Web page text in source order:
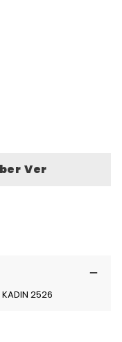
Ver
KADIN 2526